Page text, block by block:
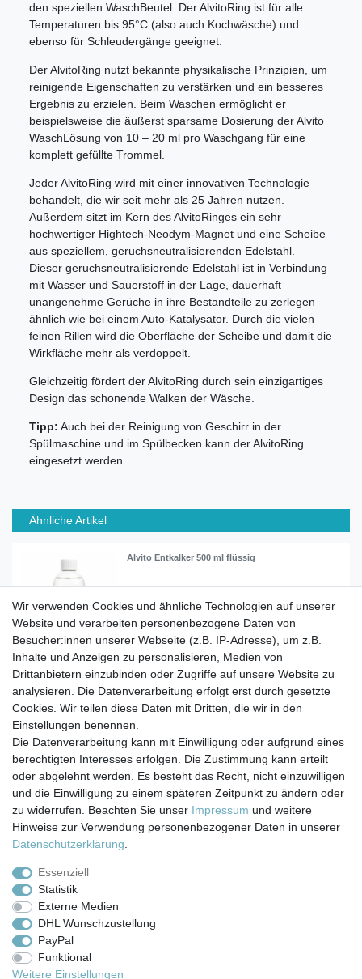
den speziellen WaschBeutel. Der AlvitoRing ist für alle
Temperaturen bis 95°C (also auch Kochwäsche) und
ebenso für Schleudergänge geeignet.
Der AlvitoRing nutzt bekannte physikalische Prinzipien, um
reinigende Eigenschaften zu verstärken und ein besseres
Ergebnis zu erzielen. Beim Waschen ermöglicht er
beispielsweise die äußerst sparsame Dosierung der Alvito
WaschLösung von 10 – 20 ml pro Waschgang für eine
komplett gefüllte Trommel.
Jeder AlvitoRing wird mit einer innovativen Technologie
behandelt, die wir seit mehr als 25 Jahren nutzen.
Außerdem sitzt im Kern des AlvitoRinges ein sehr
hochwertiger Hightech-Neodym-Magnet und eine Scheibe
aus speziellem, geruchsneutralisierenden Edelstahl.
Dieser geruchsneutralisierende Edelstahl ist in Verbindung
mit Wasser und Sauerstoff in der Lage, dauerhaft
unangenehme Gerüche in ihre Bestandteile zu zerlegen –
ähnlich wie bei einem Auto-Katalysator. Durch die vielen
feinen Rillen wird die Oberfläche der Scheibe und damit die
Wirkfläche mehr als verdoppelt.
Gleichzeitig fördert der AlvitoRing durch sein einzigartiges
Design das schonende Walken der Wäsche.
Tipp: Auch bei der Reinigung von Geschirr in der
Spülmaschine und im Spülbecken kann der AlvitoRing
eingesetzt werden.
Ähnliche Artikel
Alvito Entkalker 500 ml flüssig
7,90 € *
0.5 Liter | 15,80 € / Liter
In den Warenkorb
*inkl. ges. MwSt.zzgl. Versandkosten
Impressum Daten­schutz­erklärung AGB
Barrierefreiheitserklärung Widerrufs­recht
Versand- & Zahlungsbedingungen
Wir verwenden Cookies und ähnliche Technologien auf unserer
Website und verarbeiten personenbezogene Daten von
Besucher:innen unserer Webseite (z.B. IP-Adresse), um z.B.
Inhalte und Anzeigen zu personalisieren, Medien von
Drittanbietern einzubinden oder Zugriffe auf unsere Website zu
analysieren. Die Datenverarbeitung erfolgt erst durch gesetzte
Cookies. Wir teilen diese Daten mit Dritten, die wir in den
Einstellungen benennen.
Die Datenverarbeitung kann mit Einwilligung oder aufgrund eines
berechtigten Interesses erfolgen. Die Zustimmung kann erteilt
oder abgelehnt werden. Es besteht das Recht, nicht einzuwilligen
und die Einwilligung zu einem späteren Zeitpunkt zu ändern oder
zu widerrufen. Beachten Sie unser Impressum und weitere
Hinweise zur Verwendung personenbezogener Daten in unserer
Daten­schutz­erklärung
Essenziell
Statistik
Externe Medien
DHL Wunschzustellung
PayPal
Funktional
Weitere Einstellungen